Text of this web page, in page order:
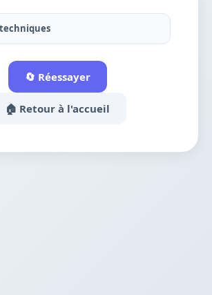
🔄 Réessayer
🏠 Retour à l'accueil